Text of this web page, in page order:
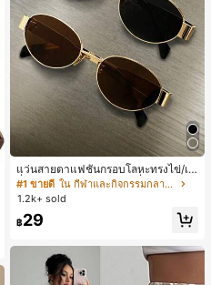
แว่นสายตาแฟชั่นกรอบโลหะทรงไข่/เห
ลี่ยมสำหรับผู้หญิง (กรอบครึ่ง), เหมาะ
สำหรับใส่ในชีวิตประจำวันและกิจกรรม
#1 ขายดี
ใน กีฬาและกิจกรรมกลางแจ้ง
1.2k+ sold
฿29